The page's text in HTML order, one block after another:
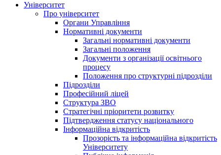
Університет
Про університет
Органи Управління
Нормативні документи
Загальні нормативні документи
Загальні положення
Документи з організації освітнього
процесу
Положення про структурні підрозділи
Підрозділи
Професійний ліцей
Структура ЗВО
Стратегічні пріоритети розвитку
Підтвердження статусу національного
Інформаційна відкритість
Прозорість та інформаційна відкритість
Університету